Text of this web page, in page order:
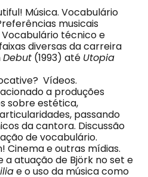
Música. Vocabulário
musicais
técnico e
diversas da carreira
Debut (1993) até Utopia
Vídeos.
a produções
sobre estética,
passando
da cantora. Discussão
de vocabulário.
Cinema e outras mídias.
a atuação de Björk no set e
e o uso da música como